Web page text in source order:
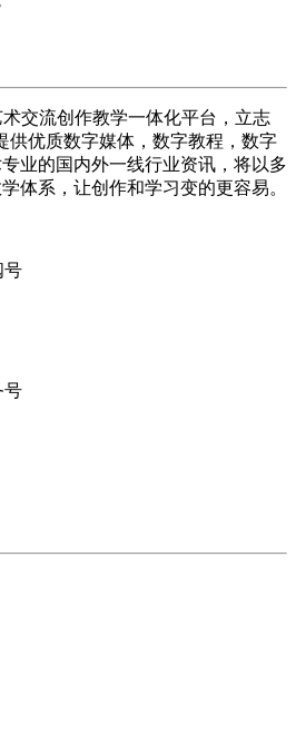
交流创作教学一体化平台，立志
供优质数字媒体，数字教程，数字
业的国内外一线行业资讯，将以多
体系，让创作和学习变的更容易。
号
号